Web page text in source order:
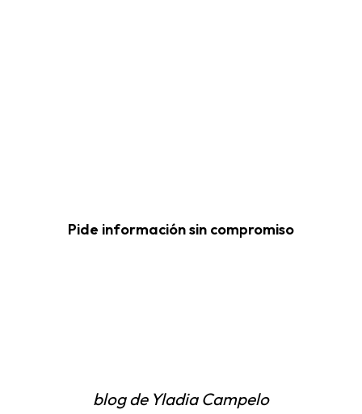
Pide información sin compromiso
blog de Yladia Campelo